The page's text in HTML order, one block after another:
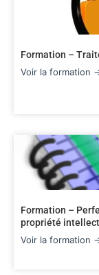
Formation –
Voir la formation
Formation –
propriété
Voir la formation